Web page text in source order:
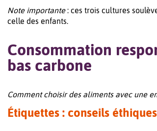
Note importante: ces trois cultures
celle des enfants.
Consommation
bas carbone
Comment choisir des aliments avec une
Étiquettes : conseils